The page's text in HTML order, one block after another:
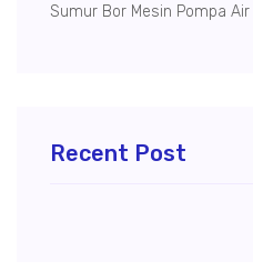
Sumur Bor Mesin Pompa Air
Recent Post